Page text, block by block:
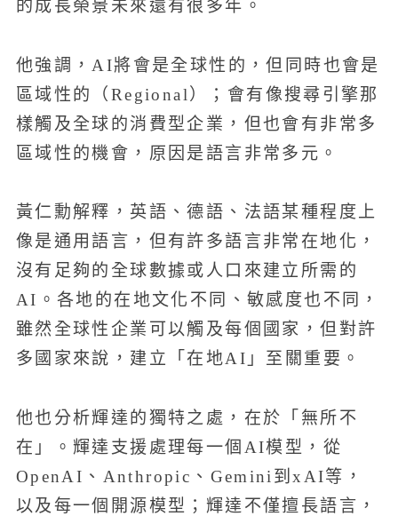
的成長榮景未來還有很多年。
他強調，AI將會是全球性的，但同時也會是
區域性的（Regional）；會有像搜尋引擎那
樣觸及全球的消費型企業，但也會有非常多
區域性的機會，原因是語言非常多元。
黃仁勳解釋，英語、德語、法語某種程度上
像是通用語言，但有許多語言非常在地化，
沒有足夠的全球數據或人口來建立所需的
AI。各地的在地文化不同、敏感度也不同，
雖然全球性企業可以觸及每個國家，但對許
多國家來說，建立「在地AI」至關重要。
他也分析輝達的獨特之處，在於「無所不
在」。輝達支援處理每一個AI模型，從
OpenAI、Anthropic、Gemini到xAI等，
以及每一個開源模型；輝達不僅擅長語言，